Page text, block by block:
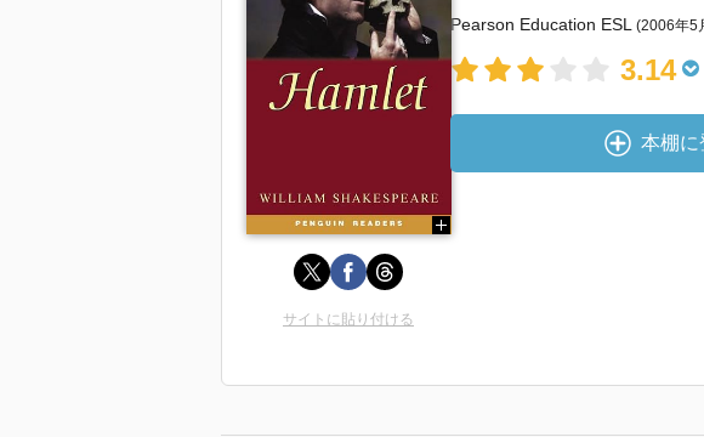
Pearson Education ESL (2006年5
3.14
本棚に
サイトに貼り付ける